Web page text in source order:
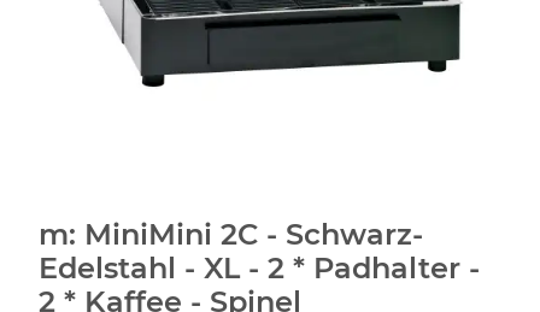
m: MiniMini 2C - Schwarz-
Edelstahl - XL - 2 * Padhalter -
2 * Kaffee - Spinel